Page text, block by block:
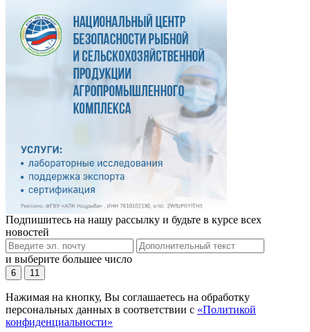
Подпишитесь на нашу рассылку и будьте в курсе всех
новостей
и выберите большее число
6 11
Нажимая на кнопку, Вы соглашаетесь на обработку
персональных данных в соответствии с «Политикой
конфиденциальности»